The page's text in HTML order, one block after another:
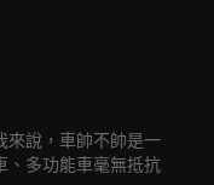
來說，車帥不帥是一
、多功能車毫無抵抗